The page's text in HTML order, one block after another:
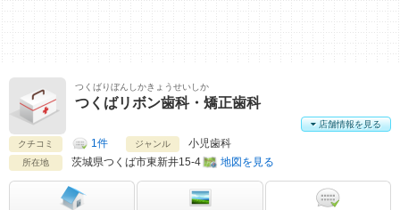
つくばりぼんしかきょうせいしか
つくばリボン歯科・矯正歯科
クチコミ 1件 ジャンル 小児歯科
所在地 茨城県つくば市東新井15-4 地図を見る
店舗情報を見る